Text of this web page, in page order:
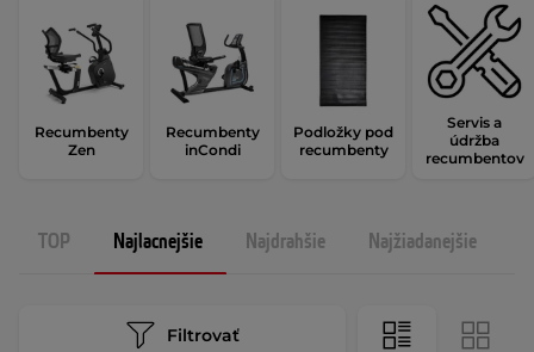
Recumbenty
Zen
Recumbenty
inCondi
Podložky pod
recumbenty
Servis a
údržba
recumbentov
TOP Najlacnejšie Najdrahšie Najžiadanejšie
Filtrovať